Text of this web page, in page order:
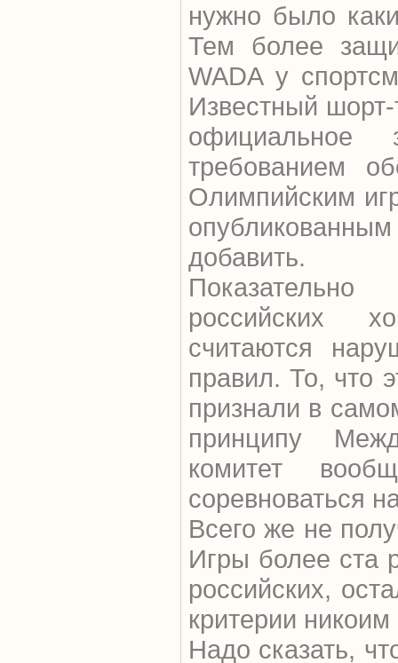
нужно было
Тем более
WADA у
Известный
требованием
Олимпийским
добавить.
российских
считаются
правил. То, что
признали в
принципу
комитет
соревноваться
Всего же не
Игры более ста
российских,
критерии
Надо сказать,